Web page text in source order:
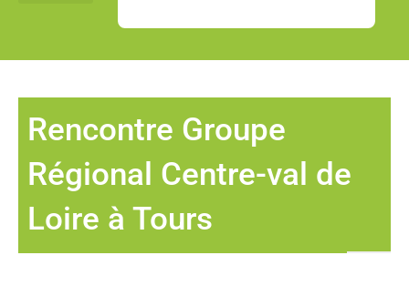
Rencontre Groupe
Régional Centre-val de
Loire à Tours